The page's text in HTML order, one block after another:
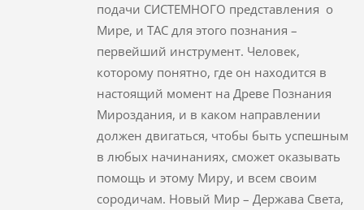
подачи СИСТЕМНОГО представления о
Мире, и ТАС для этого познания –
первейший инструмент. Человек,
которому понятно, где он находится в
настоящий момент на Древе Познания
Мироздания, и в каком направлении
должен двигаться, чтобы быть успешным
в любых начинаниях, сможет оказывать
помощь и этому Миру, и всем своим
сородичам. Новый Мир – Держава Света,